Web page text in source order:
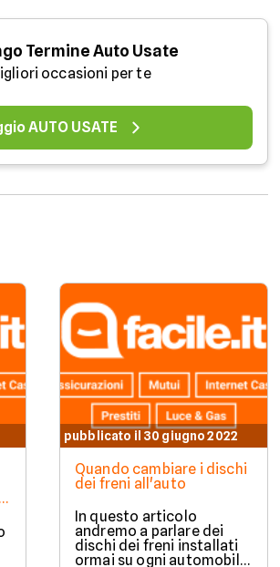
Termine Auto Usate
occasioni per te
AUTO USATE
pubblicato il 30 giugno 2022
Quando cambiare i dischi
dei freni all'auto
In questo articolo
andremo a parlare dei
dischi dei freni installati
ormai su ogni automobile,